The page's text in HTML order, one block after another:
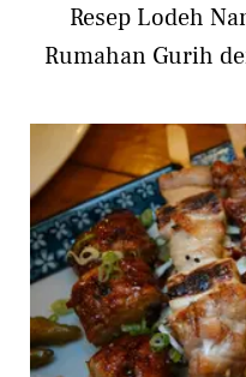
Resep Lodeh
Rumahan Gurih